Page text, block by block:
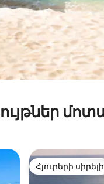
Հյուրերի սիրելի
Հյուրերի սիրելի